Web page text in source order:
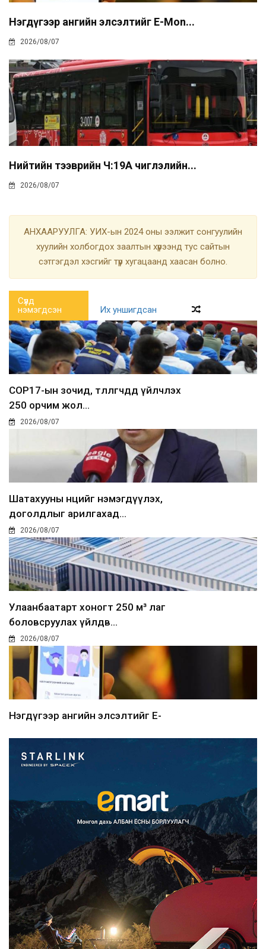
Нэгдүгээр ангийн элсэлтийг E-Mon...
2026/08/07
Нийтийн тээврийн Ч:19А чиглэлийн...
2026/08/07
АНХААРУУЛГА: УИХ-ын 2024 оны ээлжит сонгуулийн
хуулийн холбогдох заалтын хүрээнд тус сайтын
сэтгэгдэл хэсгийг түр хугацаанд хаасан болно.
Сүүлд
нэмэгдсэн
Их уншигдсан
COP17-ын зочид, төлөөлөгчдөд үйлчлэх
250 орчим жол...
2026/08/07
Шатахууны нөөцийг нэмэгдүүлэх,
доголдлыг арилгахад...
2026/08/07
Улаанбаатарт хоногт 250 м³ лаг
боловсруулах үйлдв...
2026/08/07
Нэгдүгээр ангийн элсэлтийг E-
Францад иргэд рүү зөвшөөрөлгүй
сурталчилгааны дууд...
2026/08/07
Нийтийн тээврийн Ч:19А чиглэлийн